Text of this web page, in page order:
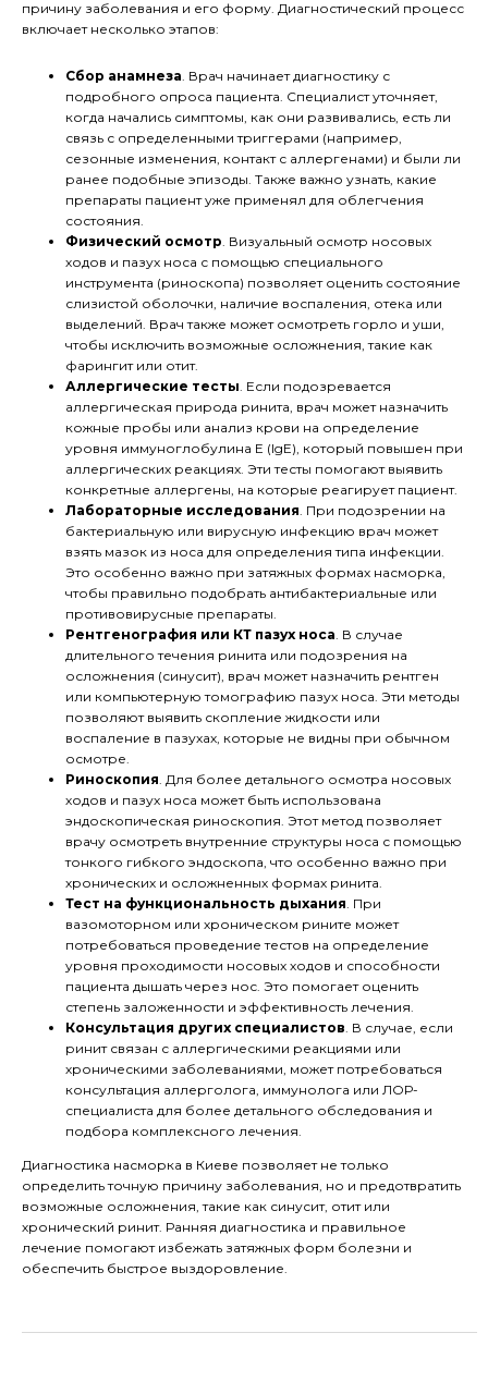
причину заболевания и его форму. Диагностический процесс
включает несколько этапов:
Сбор анамнеза. Врач начинает диагностику с
подробного опроса пациента. Специалист уточняет,
когда начались симптомы, как они развивались, есть ли
связь с определенными триггерами (например,
сезонные изменения, контакт с аллергенами) и были ли
ранее подобные эпизоды. Также важно узнать, какие
препараты пациент уже применял для облегчения
состояния.
Физический осмотр. Визуальный осмотр носовых
ходов и пазух носа с помощью специального
инструмента (риноскопа) позволяет оценить состояние
слизистой оболочки, наличие воспаления, отека или
выделений. Врач также может осмотреть горло и уши,
чтобы исключить возможные осложнения, такие как
фарингит или отит.
Аллергические тесты. Если подозревается
аллергическая природа ринита, врач может назначить
кожные пробы или анализ крови на определение
уровня иммуноглобулина Е (IgE), который повышен при
аллергических реакциях. Эти тесты помогают выявить
конкретные аллергены, на которые реагирует пациент.
Лабораторные исследования. При подозрении на
бактериальную или вирусную инфекцию врач может
взять мазок из носа для определения типа инфекции.
Это особенно важно при затяжных формах насморка,
чтобы правильно подобрать антибактериальные или
противовирусные препараты.
Рентгенография или КТ пазух носа. В случае
длительного течения ринита или подозрения на
осложнения (синусит), врач может назначить рентген
или компьютерную томографию пазух носа. Эти методы
позволяют выявить скопление жидкости или
воспаление в пазухах, которые не видны при обычном
осмотре.
Риноскопия. Для более детального осмотра носовых
ходов и пазух носа может быть использована
эндоскопическая риноскопия. Этот метод позволяет
врачу осмотреть внутренние структуры носа с помощью
тонкого гибкого эндоскопа, что особенно важно при
хронических и осложненных формах ринита.
Тест на функциональность дыхания. При
вазомоторном или хроническом рините может
потребоваться проведение тестов на определение
уровня проходимости носовых ходов и способности
пациента дышать через нос. Это помогает оценить
степень заложенности и эффективность лечения.
Консультация других специалистов. В случае, если
ринит связан с аллергическими реакциями или
хроническими заболеваниями, может потребоваться
консультация аллерголога, иммунолога или ЛОР-
специалиста для более детального обследования и
подбора комплексного лечения.
Диагностика насморка в Киеве позволяет не только
определить точную причину заболевания, но и предотвратить
возможные осложнения, такие как синусит, отит или
хронический ринит. Ранняя диагностика и правильное
лечение помогают избежать затяжных форм болезни и
обеспечить быстрое выздоровление.